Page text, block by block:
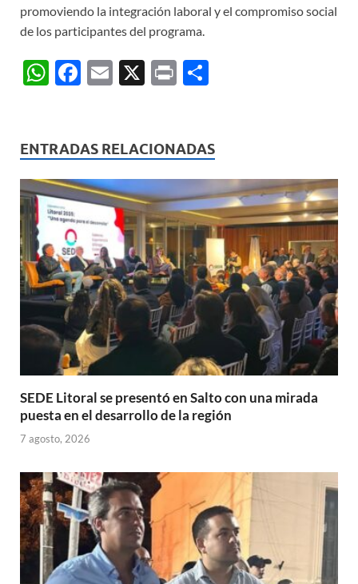
promoviendo la integración laboral y el compromiso social
de los participantes del programa.
W
s
A
p
p
F
b
o
o
k
E
X
P
p
ar
ti
r
ENTRADAS RELACIONADAS
SEDE Litoral se presentó en Salto con una mirada
puesta en el desarrollo de la región
7 agosto, 2026